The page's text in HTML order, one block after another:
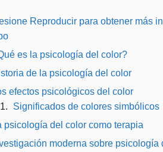
Reproducir para obtener más
es la psicología del color?
de la psicología del color
efectos psicológicos del color
Significados de colores simbólicos
psicología del color como terapia
moderna sobre psicología